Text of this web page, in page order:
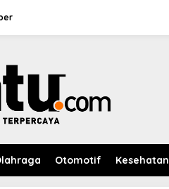
Otomotif Kesehatan